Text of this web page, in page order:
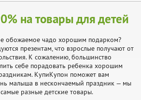
на товары для детей
обожаемое чадо хорошим подарком?
презентам, что взрослые получают от
К сожалению, большинство
себе порадовать ребенка хорошим
КупиКупон поможет вам
малыша в нескончаемый праздник — мы
разные детские товары.